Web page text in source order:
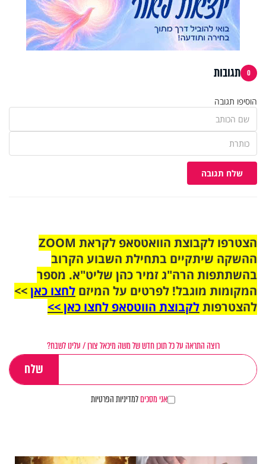
0 תגובות
הוסיפו תגובה
שלח תגובה
הצטרפו לקבוצת הוואטסאפ לקראת ZOOM
ההשקה שיתקיים בתחילת השבוע הקרוב
בהשתתפות הרה"ג זמיר כהן שליט"א. מספר
המקומות מוגבל! לפרטים על המיזם לחצו כאן>>
להצטרפותלקבוצת הווטסאפ לחצו כאן >>
רוצה התראה על כל תוכן חדש של משה מיכאל צורן / עלינו לשבח?
אני מסכיםלמדיניות הפרטיות